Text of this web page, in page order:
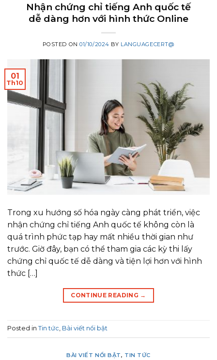
Nhận chứng chỉ tiếng Anh quốc tế
dễ dàng hơn với hình thức Online
POSTED ON01/10/2024 BY LANGUAGECERT@
01
Th10
Trong xu hướng số hóa ngày càng phát triển, việc
nhận chứng chỉ tiếng Anh quốc tế không còn là
quá trình phức tạp hay mất nhiều thời gian như
trước. Giờ đây, bạn có thể tham gia các kỳ thi lấy
chứng chỉ quốc tế dễ dàng và tiện lợi hơn với hình
thức […]
CONTINUE READING →
Posted in Tin tức, Bài viết nổi bật
BÀI VIẾT NỔI BẬT, TIN TỨC